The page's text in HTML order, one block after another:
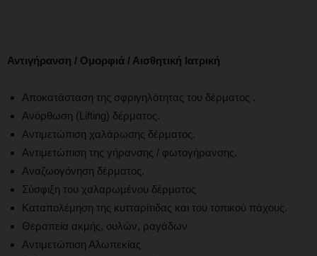
Αντιγήρανση / Ομορφιά / Αισθητική Ιατρική
Αποκατάσταση της σφριγηλότητας του δέρματος .
Ανόρθωση (Lifting) δέρματος.
Αντιμετώπιση χαλάρωσης δέρματος.
Αντιμετώπιση της γήρανσης / φωτογήρανσης.
Αναζωογόνηση δέρματος.
Σύσφιξη του χαλαρωμένου δέρματος
Καταπολέμηση της κυτταρίτιδας και του τοπικού πάχους.
Θεραπεία ακμής, ουλών, ραγάδων
Αντιμετώπιση Αλωπεκίας